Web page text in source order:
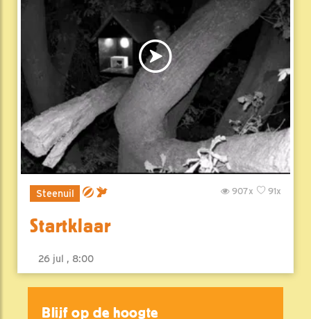
Steenuil 91x
907x
Startklaar
26 jul , 8:00
Blijf op de hoogte